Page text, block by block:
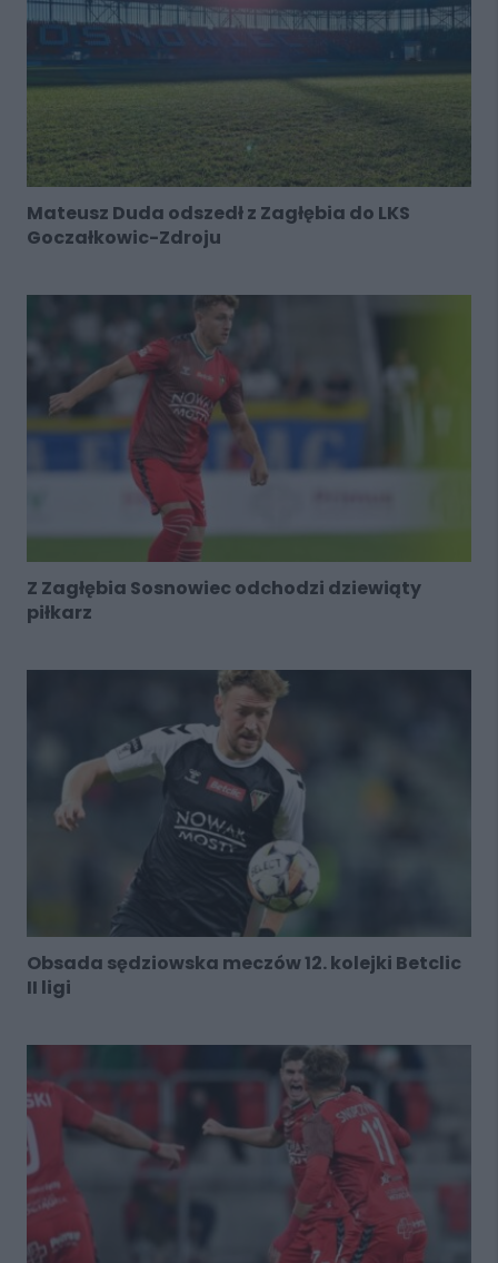
Mateusz Duda odszedł z Zagłębia do LKS
Goczałkowic-Zdroju
Z Zagłębia Sosnowiec odchodzi dziewiąty
piłkarz
Obsada sędziowska meczów 12. kolejki Betclic
II ligi